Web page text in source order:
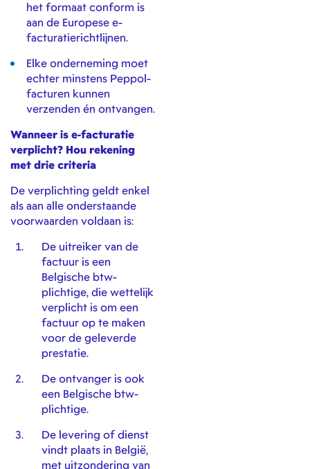
het formaat conform is
aan de Europese e-
facturatierichtlijnen.
Elke onderneming moet
echter minstens Peppol-
facturen kunnen
verzenden én ontvangen.
Wanneer is e-facturatie
verplicht? Hou rekening
met drie criteria
De verplichting geldt enkel
als aan alle onderstaande
voorwaarden voldaan is:
De uitreiker van de
factuur is een
Belgische btw-
plichtige, die wettelijk
verplicht is om een
factuur op te maken
voor de geleverde
prestatie.
De ontvanger is ook
een Belgische btw-
plichtige.
De levering of dienst
vindt plaats in België,
met uitzondering van